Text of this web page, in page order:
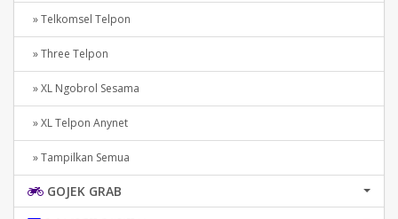
» Telkomsel Telpon
» Three Telpon
» XL Ngobrol Sesama
» XL Telpon Anynet
» Tampilkan Semua
GOJEK GRAB